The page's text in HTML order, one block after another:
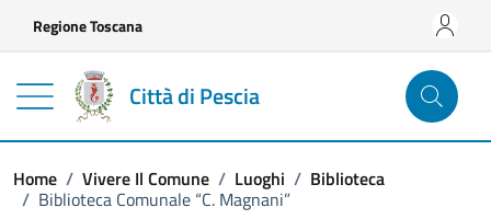
Regione Toscana
Città di Pescia
Home / Vivere Il Comune / Luoghi / Biblioteca
/ Biblioteca Comunale “C. Magnani”